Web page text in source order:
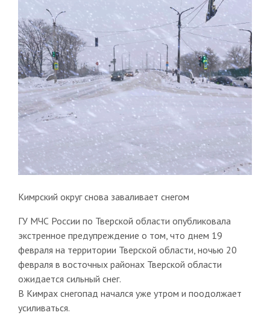
Кимрский округ снова заваливает снегом
ГУ МЧС России по Тверской области опубликовала
экстренное предупреждение о том, что днем 19
февраля на территории Тверской области, ночью 20
февраля в восточных районах Тверской области
ожидается сильный снег.
В Кимрах снегопад начался уже утром и поодолжает
усиливаться.